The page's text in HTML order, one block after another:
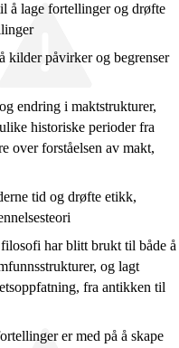
å lage fortellinger og drøfte
kilder påvirker og begrenser
endring i maktstrukturer,
historiske perioder fra
over forståelsen av makt,
tid og drøfte etikk,
har blitt brukt til både å
og lagt
fra antikken til
er med på å skape